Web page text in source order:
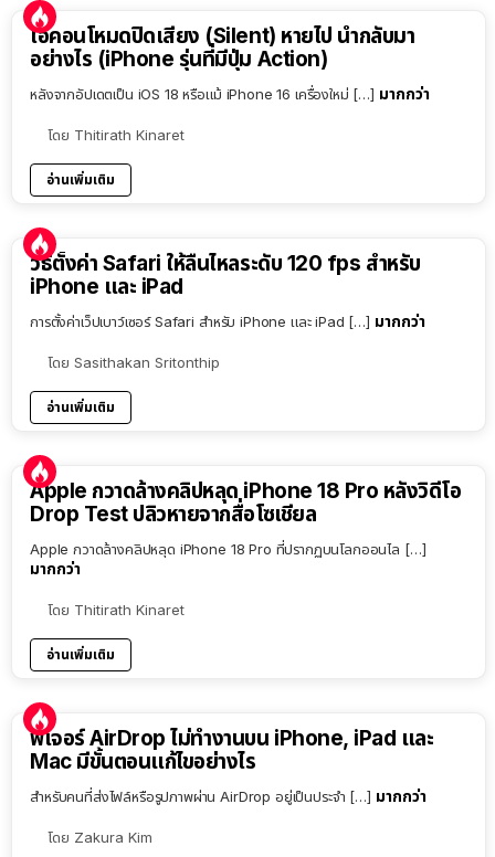
ไอคอนโหมดปิดเสียง (Silent) หายไป นำกลับมา
อย่างไร (iPhone รุ่นที่มีปุ่ม Action)
หลังจากอัปเดตเป็น iOS 18 หรือแม้ iPhone 16 เครื่องใหม่ […] มากกว่า
โดย Thitirath Kinaret
อ่านเพิ่มเติม
วิธีตั้งค่า Safari ให้ลื่นไหลระดับ 120 fps สำหรับ
iPhone และ iPad
การตั้งค่าเว็ปเบาว์เซอร์ Safari สำหรับ iPhone และ iPad […] มากกว่า
โดย Sasithakan Sritonthip
อ่านเพิ่มเติม
Apple กวาดล้างคลิปหลุด iPhone 18 Pro หลังวิดีโอ
Drop Test ปลิวหายจากสื่อโซเชียล
Apple กวาดล้างคลิปหลุด iPhone 18 Pro ที่ปรากฏบนโลกออนไล […]
มากกว่า
โดย Thitirath Kinaret
อ่านเพิ่มเติม
ฟีเจอร์ AirDrop ไม่ทำงานบน iPhone, iPad และ
Mac มีขั้นตอนแก้ไขอย่างไร
สำหรับคนที่ส่งไฟล์หรือรูปภาพผ่าน AirDrop อยู่เป็นประจำ […] มากกว่า
โดย Zakura Kim